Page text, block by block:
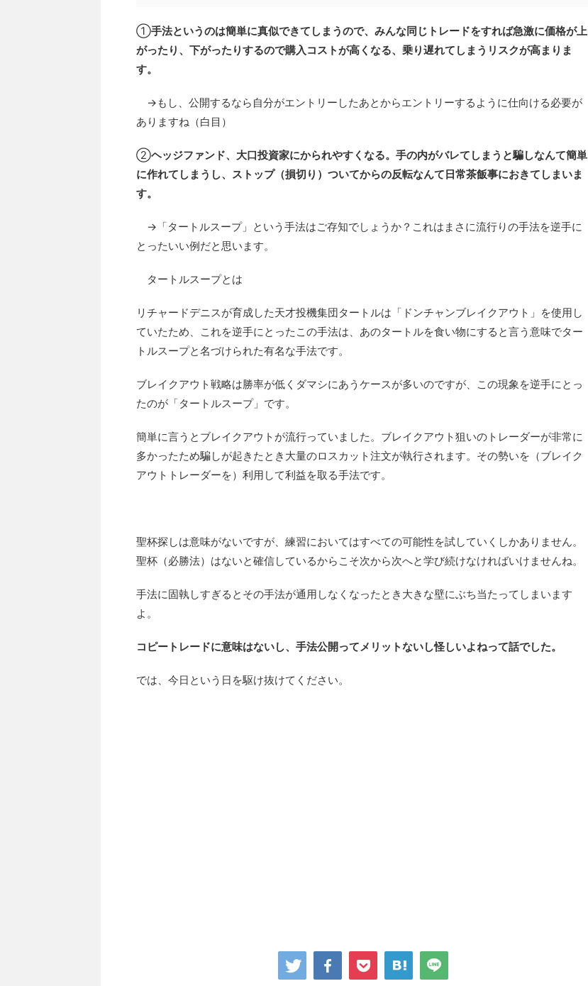
①手法というのは簡単に真似できてしまうので、みんな同じトレードをすれば急激に価格が上
がったり、下がったりするので購入コストが高くなる、乗り遅れてしまうリスクが高まりま
す。
→もし、公開するなら自分がエントリーしたあとからエントリーするように仕向ける必要が
ありますね（白目）
②ヘッジファンド、大口投資家にかられやすくなる。手の内がバレてしまうと騙しなんて簡単
に作れてしまうし、ストップ（損切り）ついてからの反転なんて日常茶飯事におきてしまいま
す。
→「タートルスープ」という手法はご存知でしょうか？これはまさに流行りの手法を逆手に
とったいい例だと思います。
タートルスープとは
リチャードデニスが育成した天才投機集団タートルは「ドンチャンブレイクアウト」を使用し
ていたため、これを逆手にとったこの手法は、あのタートルを食い物にすると言う意味でター
トルスープと名づけられた有名な手法です。
ブレイクアウト戦略は勝率が低くダマシにあうケースが多いのですが、この現象を逆手にとっ
たのが「タートルスープ」です。
簡単に言うとブレイクアウトが流行っていました。ブレイクアウト狙いのトレーダーが非常に
多かったため騙しが起きたとき大量のロスカット注文が執行されます。その勢いを（ブレイク
アウトトレーダーを）利用して利益を取る手法です。
聖杯探しは意味がないですが、練習においてはすべての可能性を試していくしかありません。
聖杯（必勝法）はないと確信しているからこそ次から次へと学び続けなければいけませんね。
手法に固執しすぎるとその手法が通用しなくなったとき大きな壁にぶち当たってしまいます
よ。
コピートレードに意味はないし、手法公開ってメリットないし怪しいよねって話でした。
では、今日という日を駆け抜けてください。